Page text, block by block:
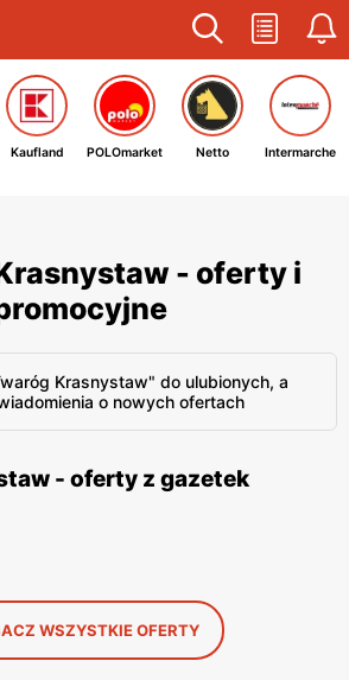
Kaufland POLOmarket Netto Intermarche
- oferty i
Krasnystaw" do ulubionych, a
o nowych ofertach
- oferty z gazetek
WSZYSTKIE OFERTY